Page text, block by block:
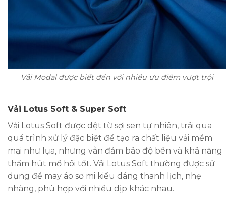
Vải Modal được biết đến với nhiều ưu điểm vượt trội
Vải Lotus Soft & Super Soft
Vải Lotus Soft được dệt từ sợi sen tự nhiên, trải qua
quá trình xử lý đặc biệt để tạo ra chất liệu vải mềm
mại như lụa, nhưng vẫn đảm bảo độ bền và khả năng
thấm hút mồ hôi tốt. Vải Lotus Soft thường được sử
dụng để may áo sơ mi kiểu dáng thanh lịch, nhẹ
nhàng, phù hợp với nhiều dịp khác nhau.